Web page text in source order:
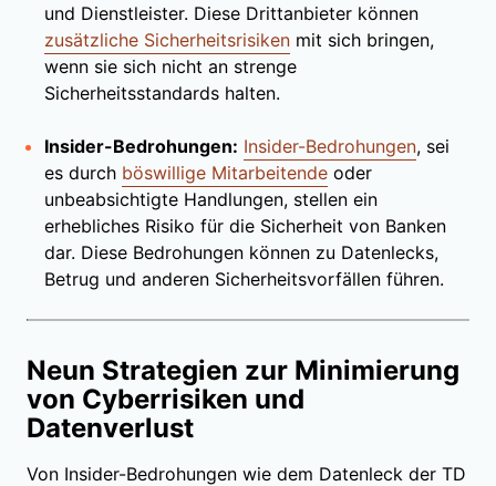
und Dienstleister. Diese Drittanbieter können
zusätzliche Sicherheitsrisiken mit sich bringen,
wenn sie sich nicht an strenge
Sicherheitsstandards halten.
Insider-Bedrohungen: Insider-Bedrohungen, sei
es durch böswillige Mitarbeitende oder
unbeabsichtigte Handlungen, stellen ein
erhebliches Risiko für die Sicherheit von Banken
dar. Diese Bedrohungen können zu Datenlecks,
Betrug und anderen Sicherheitsvorfällen führen.
Neun Strategien zur Minimierung
von Cyberrisiken und
Datenverlust
Von Insider-Bedrohungen wie dem Datenleck der TD